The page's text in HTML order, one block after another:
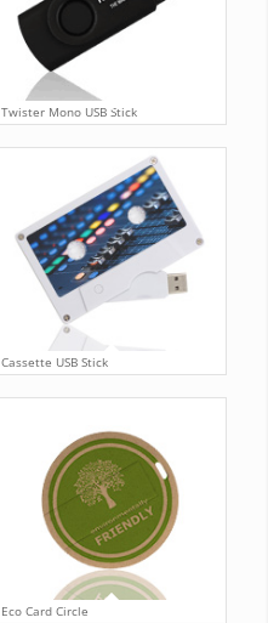
Twister Mono USB Stick
Cassette USB Stick
Eco Card Circle